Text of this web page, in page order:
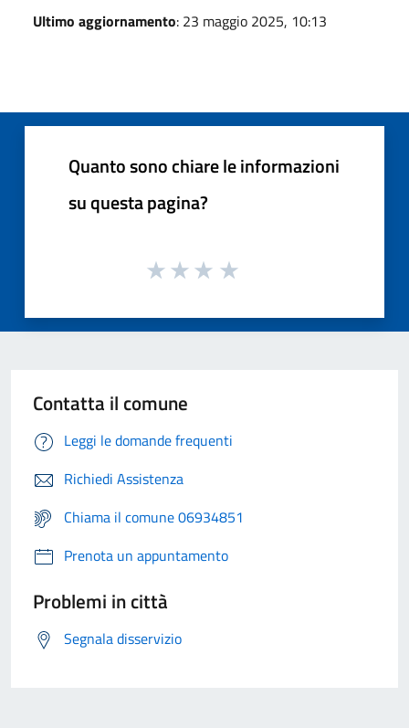
Ultimo aggiornamento: 23 maggio 2025, 10:13
Quanto sono chiare le informazioni
su questa pagina?
Contatta il comune
Leggi le domande frequenti
Richiedi Assistenza
Chiama il comune 06934851
Prenota un appuntamento
Problemi in città
Segnala disservizio